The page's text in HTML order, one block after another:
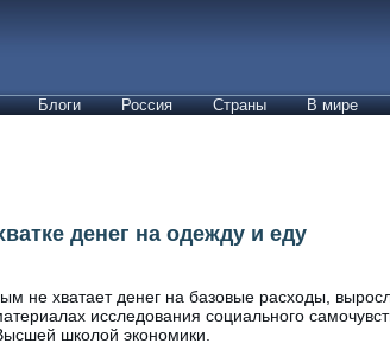
Блоги Россия Страны В мире
денег на одежду и еду
не хватает денег на базовые расходы,
исследования социального
школой экономики.